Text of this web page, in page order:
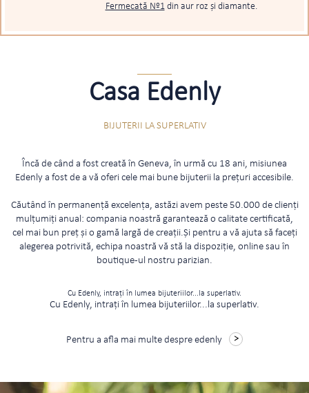
Fermecată Nº1din aur roz și diamante.
Casa Edenly
BIJUTERII LA SUPERLATIV
Încă de când a fost creată în Geneva, în urmă cu 18 ani, misiunea
Edenly a fost de a vă oferi cele mai bune bijuterii la prețuri accesibile.
Căutând în permanență excelența, astăzi avem peste 50.000 de clienți
mulțumiți anual: compania noastră garantează o calitate certificată,
cel mai bun preț și o gamă largă de creații.Și pentru a vă ajuta să faceți
alegerea potrivită, echipa noastră vă stă la dispoziție, online sau în
boutique-ul nostru parizian.
Cu Edenly, intrați în lumea bijuteriilor...la superlativ.
Cu Edenly, intrați în lumea bijuteriilor...la superlativ.
Pentru a afla mai multe despre edenly